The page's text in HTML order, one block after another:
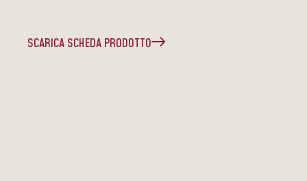
SCARICA SCHEDA PRODOTTO